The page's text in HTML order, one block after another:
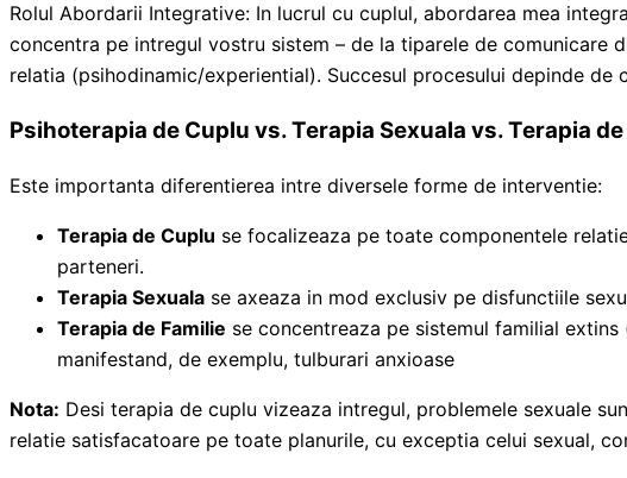
Rolul Abordarii Integrative: In lucrul cu cuplul, abordarea mea
concentra pe intregul vostru sistem – de la tiparele de
relatia (psihodinamic/experiential). Succesul procesului depinde
Psihoterapia de Cuplu vs. Terapia Sexuala vs. Terapia
Este importanta diferentierea intre diversele forme de interventie:
Terapia de Cuplu se focalizeaza pe toate componentele
parteneri.
Terapia Sexuala se axeaza in mod exclusiv pe disfunctiile
Terapia de Familie se concentreaza pe sistemul familial
manifestand, de exemplu, tulburari anxioase
Nota: Desi terapia de cuplu vizeaza intregul, problemele sexuale
relatie satisfacatoare pe toate planurile, cu exceptia celui sexual,